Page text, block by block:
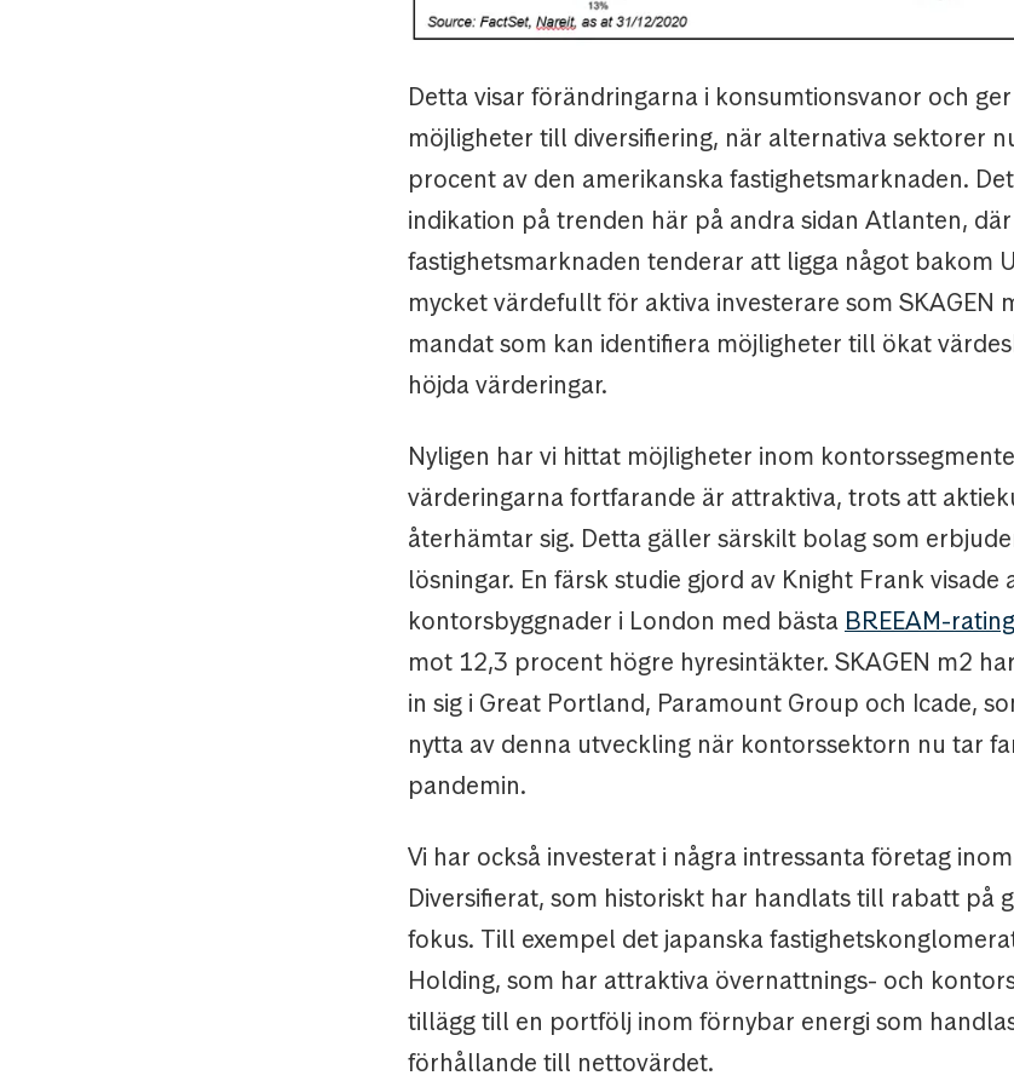
Detta visar förändringarna i konsumtionsvanor och
möjligheter till diversifiering, när alternativa sektorer
procent av den amerikanska fastighetsmarknaden.
indikation på trenden här på andra sidan Atlanten,
fastighetsmarknaden tenderar att ligga något bakom
mycket värdefullt för aktiva investerare som SKAGEN
mandat som kan identifiera möjligheter till ökat
höjda värderingar.
Nyligen har vi hittat möjligheter inom
värderingarna fortfarande är attraktiva, trots att
återhämtar sig. Detta gäller särskilt bolag som
lösningar. En färsk studie gjord av Knight Frank visade
kontorsbyggnader i London med bästa BREEAM-rating
mot 12,3 procent högre hyresintäkter. SKAGEN m2
in sig i Great Portland, Paramount Group och Icade,
nytta av denna utveckling när kontorssektorn nu tar
pandemin.
Vi har också investerat i några intressanta företag
Diversifierat, som historiskt har handlats till rabatt på
fokus. Till exempel det japanska
Holding, som har attraktiva övernattnings- och
tillägg till en portfölj inom förnybar energi som
förhållande till nettovärdet.